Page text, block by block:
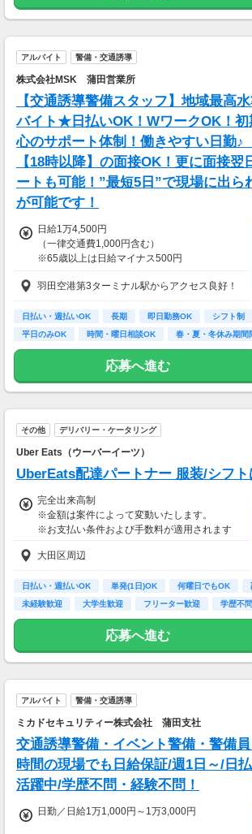
アルバイト 警備・交通誘導
株式会社MSK 蒲田営業所
【交通誘導警備スタッフ】地域最高
バイト★日払いOK！WワークOK！初
心のサポート体制！働きやすい日勤♪
【18時以降】の面接OK！更に面接翌
ートも可能！”最短5日”で現場に出ら
が可能です！
日給1万4,500円
（一律交通費1,000円含む）
※65歳以上は日給マイナス500円
※70歳以上は日給マイナス2,00円
---
■交通誘導2級以上の資格をお持ちの方は
日給1万4,500円
※65歳以上は日給マイナス500円
※70歳以上は日給マイナス1,000円
★交通誘導2級（以上）として従事した場合
■65歳～69歳迄では他の年代と同じ現場でも
安全面・体力面の考慮により比較的低負荷の業
70歳以降では低負荷業務や季節により
給与が上記になる場合がございます。
＜月収例＞
月収29万円可能
羽田空港第3ターミナル駅からアクセス良好！
日払い・週払いOK 長期 即日勤務OK シフト制
平日のみOK
時間・曜日相談OK
春・夏・冬休み期間
副業・ＷワークOK
応募へ進む
その他 デリバリー・ケータリング
Uber Eats（ウーバーイーツ）
UberEats配達パートナー 服装/シフ
完全出来高制
※金額は案件によって変動いたします。
※お支払い条件および手数料が適用されます
大田区周辺
日払い・週払いOK 単発(1日)OK 何曜日でもOK
未経験歓迎
大学生歓迎 フリーター歓迎 学歴不問
応募へ進む
アルバイト 警備・交通誘導
ミカドセキュリティー株式会社 蒲田支社
交通誘導警備・イベント警備・警備
時間の現場でも日給保証/週1日～/日
活躍中/学歴不問・経験不問！
日勤／日給1万1,000円～1万3,000円